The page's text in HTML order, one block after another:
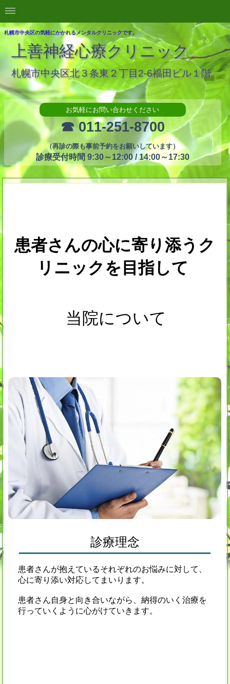
札幌市中央区の気軽にかかれるメンタルクリニックです。
上善神経心療クリニック
札幌市中央区北３条東２丁目2-6福田ビル１階
お気軽にお問い合わせください
☎ 011-251-8700
（再診の際も事前予約をお願いしています）
診療受付時間 9:30～12:00 / 14:00～17:30
患者さんの心に寄り添うク
リニックを目指して
当院について
診療理念
患者さんが抱えているそれぞれのお悩みに対して、
心に寄り添い対応してまいります。
患者さん自身と向き合いながら、納得のいく治療を
行っていくように心がけていきます。